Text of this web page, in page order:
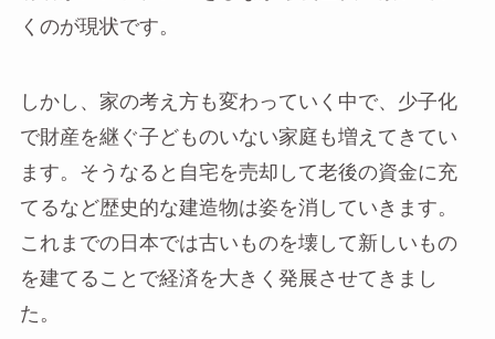
くのが現状です。
しかし、家の考え方も変わっていく中で、少子化
で財産を継ぐ子どものいない家庭も増えてきてい
ます。そうなると自宅を売却して老後の資金に充
てるなど歴史的な建造物は姿を消していきます。
これまでの日本では古いものを壊して新しいもの
を建てることで経済を大きく発展させてきまし
た。